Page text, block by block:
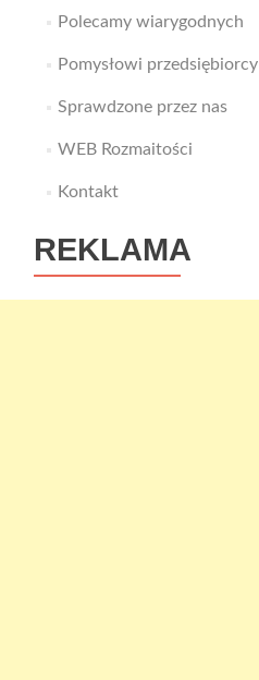
Polecamy wiarygodnych
Pomysłowi przedsiębiorcy
Sprawdzone przez nas
WEB Rozmaitości
Kontakt
REKLAMA